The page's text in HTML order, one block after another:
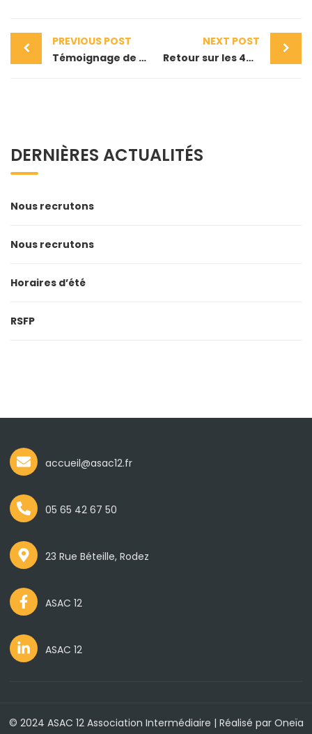
PREVIOUS POST
Témoignage de Patricia
NEXT POST
Retour sur les 40 ans de l’ASAC
DERNIÈRES ACTUALITÉS
Nous recrutons
Nous recrutons
Horaires d’été
RSFP
accueil@asac12.fr
05 65 42 67 50
23 Rue Béteille, Rodez
ASAC 12
ASAC 12
© 2024 ASAC 12 Association Intermédiaire | Réalisé par Oneïa